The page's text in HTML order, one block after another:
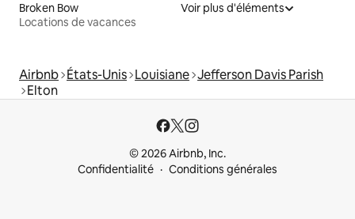
Broken Bow
Locations de vacances
Voir plus d'éléments
Airbnb États-Unis Louisiane Jefferson Davis Parish
Elton
© 2026 Airbnb, Inc.
Confidentialité
Conditions générales